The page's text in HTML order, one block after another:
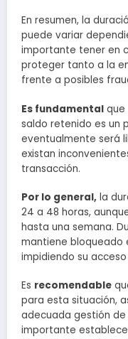
En resumen, la
puede variar
importante tener en
proteger tanto a la
frente a posibles
Es fundamental que
saldo retenido es un
eventualmente será
existan
transacción.
Por lo general, la
24 a 48 horas,
hasta una semana.
mantiene bloqueado
impidiendo su acceso
Es recomendable
para esta situación,
adecuada gestión
importante